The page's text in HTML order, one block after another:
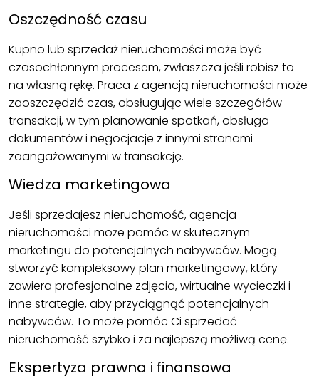
Oszczędność czasu
Kupno lub sprzedaż nieruchomości może być
czasochłonnym procesem, zwłaszcza jeśli robisz to
na własną rękę. Praca z agencją nieruchomości może
zaoszczędzić czas, obsługując wiele szczegółów
transakcji, w tym planowanie spotkań, obsługa
dokumentów i negocjacje z innymi stronami
zaangażowanymi w transakcję.
Wiedza marketingowa
Jeśli sprzedajesz nieruchomość, agencja
nieruchomości może pomóc w skutecznym
marketingu do potencjalnych nabywców. Mogą
stworzyć kompleksowy plan marketingowy, który
zawiera profesjonalne zdjęcia, wirtualne wycieczki i
inne strategie, aby przyciągnąć potencjalnych
nabywców. To może pomóc Ci sprzedać
nieruchomość szybko i za najlepszą możliwą cenę.
Ekspertyza prawna i finansowa